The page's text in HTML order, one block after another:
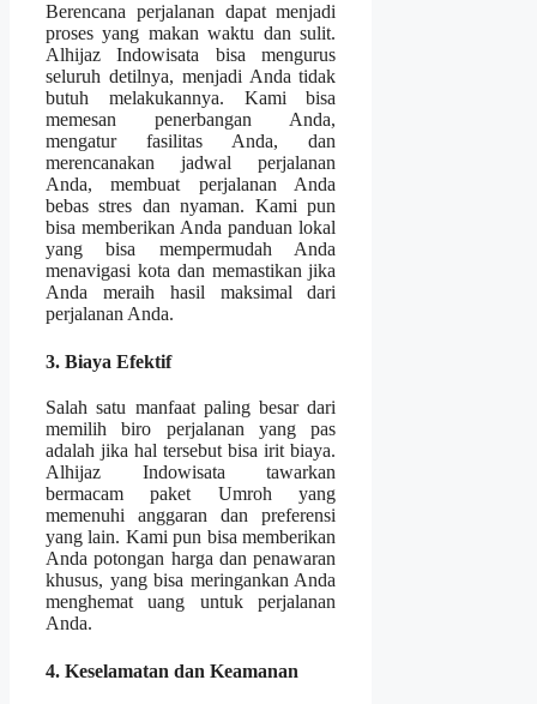
Berencana perjalanan dapat menjadi
proses yang makan waktu dan sulit.
Alhijaz Indowisata bisa mengurus
seluruh detilnya, menjadi Anda tidak
butuh melakukannya. Kami bisa
memesan penerbangan Anda,
mengatur fasilitas Anda, dan
merencanakan jadwal perjalanan
Anda, membuat perjalanan Anda
bebas stres dan nyaman. Kami pun
bisa memberikan Anda panduan lokal
yang bisa mempermudah Anda
menavigasi kota dan memastikan jika
Anda meraih hasil maksimal dari
perjalanan Anda.
3. Biaya Efektif
Salah satu manfaat paling besar dari
memilih biro perjalanan yang pas
adalah jika hal tersebut bisa irit biaya.
Alhijaz Indowisata tawarkan
bermacam paket Umroh yang
memenuhi anggaran dan preferensi
yang lain. Kami pun bisa memberikan
Anda potongan harga dan penawaran
khusus, yang bisa meringankan Anda
menghemat uang untuk perjalanan
Anda.
4. Keselamatan dan Keamanan